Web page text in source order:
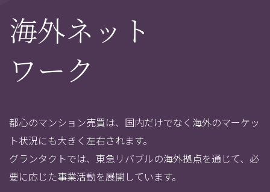
海外ネット
ワーク
都心のマンション売買は、国内だけでなく海外のマーケッ
ト状況にも大きく左右されます。
グランタクトでは、東急リバブルの海外拠点を通じて、必
要に応じた事業活動を展開しています。